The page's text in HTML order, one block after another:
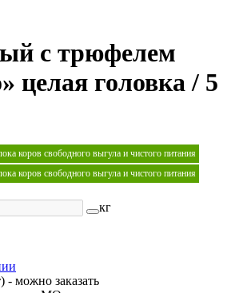
с трюфелем
целая головка / 5
коров свободного выгула и чистого питания
коров свободного выгула и чистого питания
кг
можно заказать